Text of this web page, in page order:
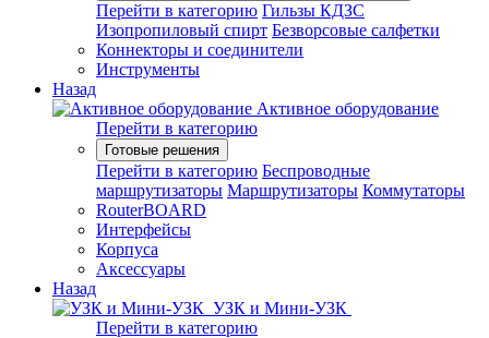
Перейти в категорию Гильзы КДЗС
Изопропиловый спирт Безворсовые салфетки
Коннекторы и соединители
Инструменты
Назад
Активное оборудование
Перейти в категорию
Готовые решения
Перейти в категорию Беспроводные
маршрутизаторы Маршрутизаторы Коммутаторы
RouterBOARD
Интерфейсы
Корпуса
Аксессуары
Назад
УЗК и Мини-УЗК
Перейти в категорию